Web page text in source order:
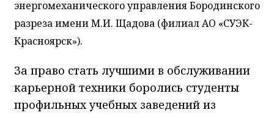
энергомеханического управления Бородинского
разреза имени М.И. Щадова (филиал АО «СУЭК-
Красноярск»).
За право стать лучшими в обслуживании
карьерной техники боролись студенты
профильных учебных заведений из